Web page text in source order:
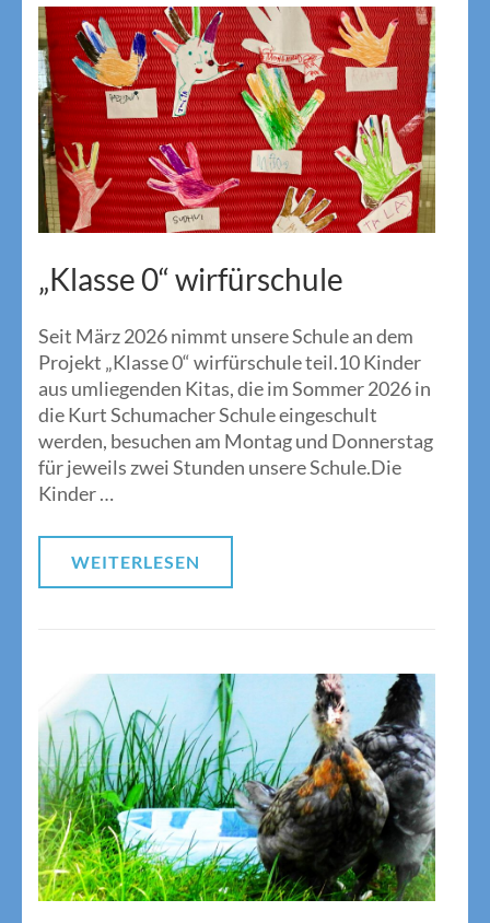
„Klasse 0“ wirfürschule
Seit März 2026 nimmt unsere Schule an dem
Projekt „Klasse 0“ wirfürschule teil.10 Kinder
aus umliegenden Kitas, die im Sommer 2026 in
die Kurt Schumacher Schule eingeschult
werden, besuchen am Montag und Donnerstag
für jeweils zwei Stunden unsere Schule.Die
Kinder …
WEITERLESEN